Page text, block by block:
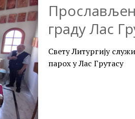
граду Лас
Свету Литургију
парох у Лас Грутасу